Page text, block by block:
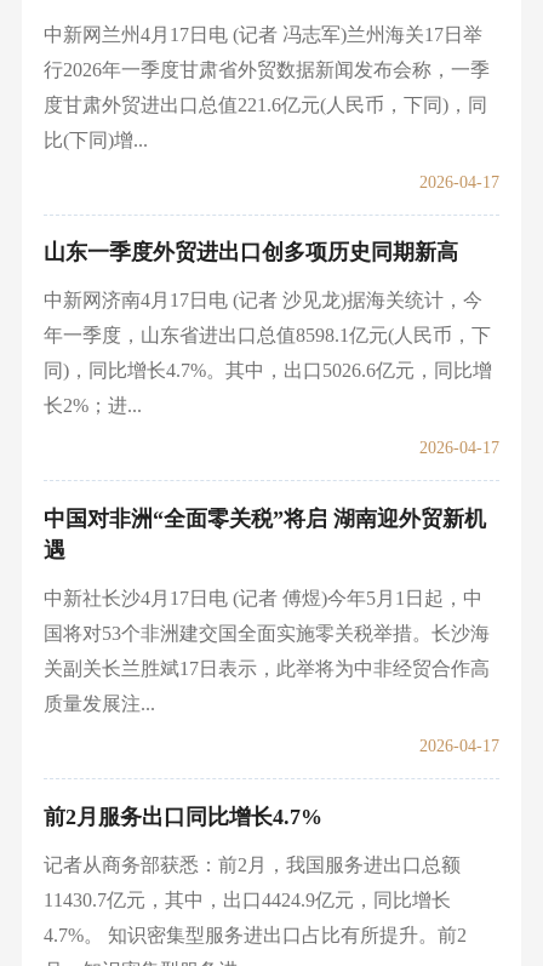
中新网兰州4月17日电 (记者 冯志军)兰州海关17日举
行2026年一季度甘肃省外贸数据新闻发布会称，一季
度甘肃外贸进出口总值221.6亿元(人民币，下同)，同
比(下同)增...
2026-04-17
山东一季度外贸进出口创多项历史同期新高
中新网济南4月17日电 (记者 沙见龙)据海关统计，今
年一季度，山东省进出口总值8598.1亿元(人民币，下
同)，同比增长4.7%。其中，出口5026.6亿元，同比增
长2%；进...
2026-04-17
中国对非洲“全面零关税”将启 湖南迎外贸新机
遇
中新社长沙4月17日电 (记者 傅煜)今年5月1日起，中
国将对53个非洲建交国全面实施零关税举措。长沙海
关副关长兰胜斌17日表示，此举将为中非经贸合作高
质量发展注...
2026-04-17
前2月服务出口同比增长4.7%
记者从商务部获悉：前2月，我国服务进出口总额
11430.7亿元，其中，出口4424.9亿元，同比增长
4.7%。 知识密集型服务进出口占比有所提升。前2